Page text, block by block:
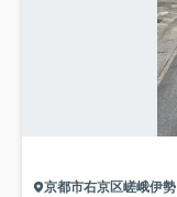
京都市右京区嵯峨伊